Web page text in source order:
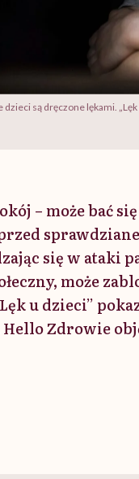
dzieci są dręczone lękami.
– może bać
się w ataki
może
u dzieci”
Zdrowie